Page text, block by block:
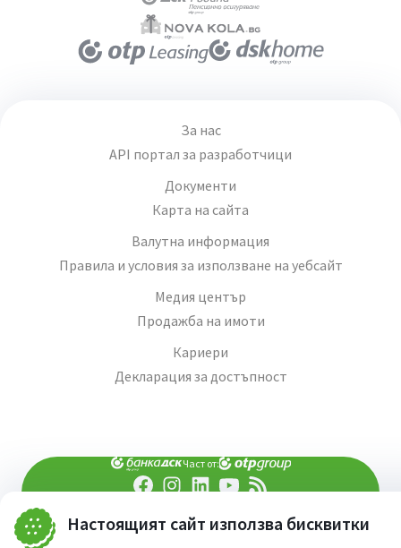
Настоящият сайт използва бисквитки
За нас
API портал за разработчици
Документи
Карта на сайта
Валутна информация
Правила и условия за използване на уебсайт
Медия център
Продажба на имоти
Кариери
Декларация за достъпност
Част от:
При въпроси -попитай AI асистента ни